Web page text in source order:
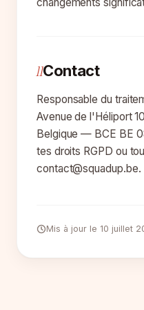
11Contact
Responsable du
Avenue de l'Héliport
Belgique — BCE BE
tes droits RGPD ou
contact@squadup.be.
Mis à jour le 10 juillet